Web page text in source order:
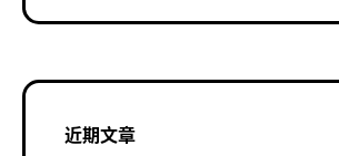
近期文章